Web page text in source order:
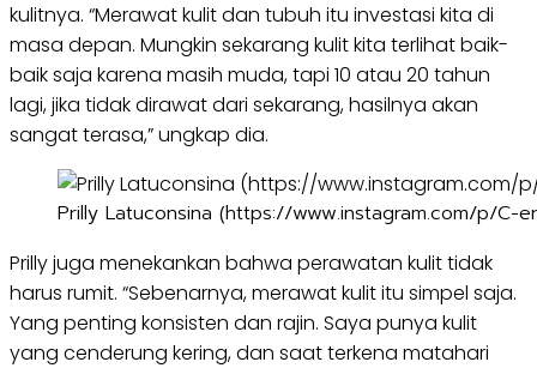
kulitnya. “Merawat kulit dan tubuh itu investasi kita di
masa depan. Mungkin sekarang kulit kita terlihat baik-
baik saja karena masih muda, tapi 10 atau 20 tahun
lagi, jika tidak dirawat dari sekarang, hasilnya akan
sangat terasa,” ungkap dia.
Prilly Latuconsina (https://www.instagram.com/p/C-
Prilly juga menekankan bahwa perawatan kulit tidak
harus rumit. “Sebenarnya, merawat kulit itu simpel saja.
Yang penting konsisten dan rajin. Saya punya kulit
yang cenderung kering, dan saat terkena matahari